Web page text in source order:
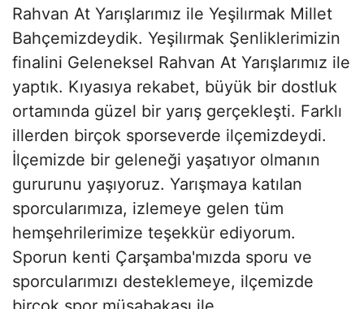
Rahvan At Yarışlarımız ile Yeşilırmak Millet
Bahçemizdeydik. Yeşilırmak Şenliklerimizin
finalini Geleneksel Rahvan At Yarışlarımız ile
yaptık. Kıyasıya rekabet, büyük bir dostluk
ortamında güzel bir yarış gerçekleşti. Farklı
illerden birçok sporseverde ilçemizdeydi.
İlçemizde bir geleneği yaşatıyor olmanın
gururunu yaşıyoruz. Yarışmaya katılan
sporcularımıza, izlemeye gelen tüm
hemşehrilerimize teşekkür ediyorum.
Sporun kenti Çarşamba'mızda sporu ve
sporcularımızı desteklemeye, ilçemizde